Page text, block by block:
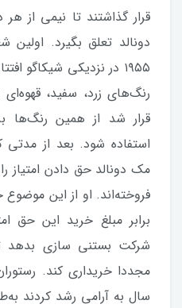
قرار گذاشتند تا نیمی از
دونالد تعلق بگیرد.
۱۹۵۵ در نزدیکی شیکاگو
رنگ‌های زرد، سفید، قهوه‌ای
قرار شد از همین رنگ‌ها
استفاده شود. بعد از مدتی
مک دونالد حق دادن
شرکت بستنی سازی بدهد
سال به آرامی رشد کردند